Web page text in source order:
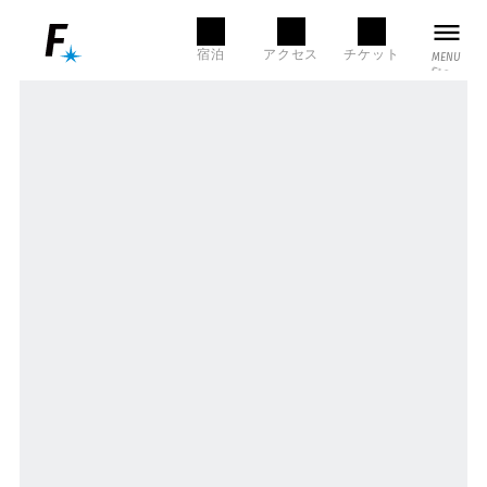
宿泊 アクセス チケット MENU
CLOSE
MENU